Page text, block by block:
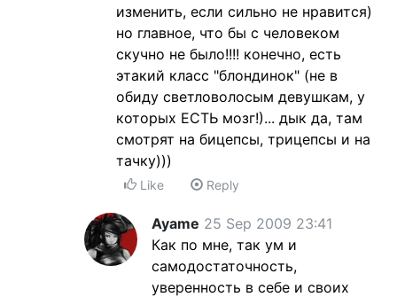
изменить, если сильно не нравится)
но главное, что бы с человеком
скучно не было!!!! конечно, есть
этакий класс "блондинок" (не в
обиду светловолосым девушкам, у
которых ЕСТЬ мозг!)... дык да, там
смотрят на бицепсы, трицепсы и на
тачку)))
Like Reply
Ayame 25 Sep 2009 23:41
Как по мне, так ум и
самодостаточность,
уверенность в себе и своих